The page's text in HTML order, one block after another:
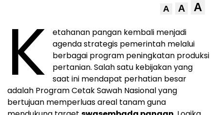
A A A
K
etahanan pangan kembali menjadi
agenda strategis pemerintah melalui
berbagai program peningkatan produksi
pertanian. Salah satu kebijakan yang
saat ini mendapat perhatian besar
adalah Program Cetak Sawah Nasional yang
bertujuan memperluas areal tanam guna